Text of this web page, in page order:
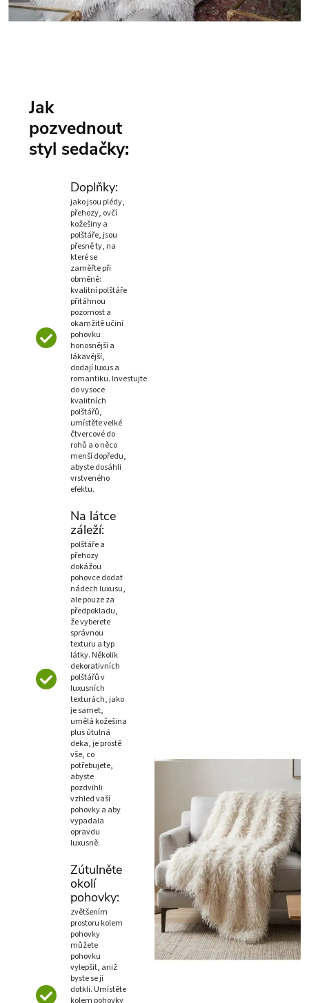
Jak
pozvednout
styl sedačky:
Doplňky:
jako jsou plédy,
přehozy, ovčí
kožešiny a
polštáře, jsou
přesně ty, na
které se
zaměřte při
obměně:
kvalitní polštáře
přitáhnou
pozornost a
okamžitě učiní
pohovku
honosnější a
lákavější,
dodají luxus a
romantiku. Investujte
do vysoce
kvalitních
polštářů,
umístěte velké
čtvercové do
rohů a o něco
menší dopředu,
abyste dosáhli
vrstveného
efektu.
Na látce
záleží:
polštáře a
přehozy
dokážou
pohovce dodat
nádech luxusu,
ale pouze za
předpokladu,
že vyberete
správnou
texturu a typ
látky. Několik
dekorativních
polštářů v
luxusních
texturách, jako
je samet,
umělá kožešina
plus útulná
deka, je prostě
vše, co
potřebujete,
abyste
pozdvihli
vzhled vaší
pohovky a aby
vypadala
opravdu
luxusně.
Zútulněte
okolí
pohovky:
zvětšením
prostoru kolem
pohovky
můžete
pohovku
vylepšit, aniž
byste se jí
dotkli. Umístěte
kolem pohovky